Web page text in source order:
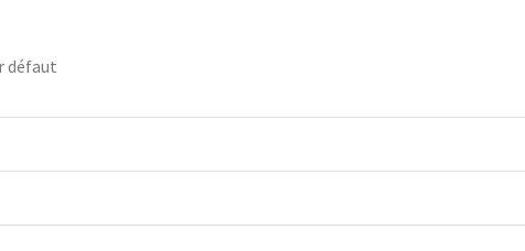
défaut